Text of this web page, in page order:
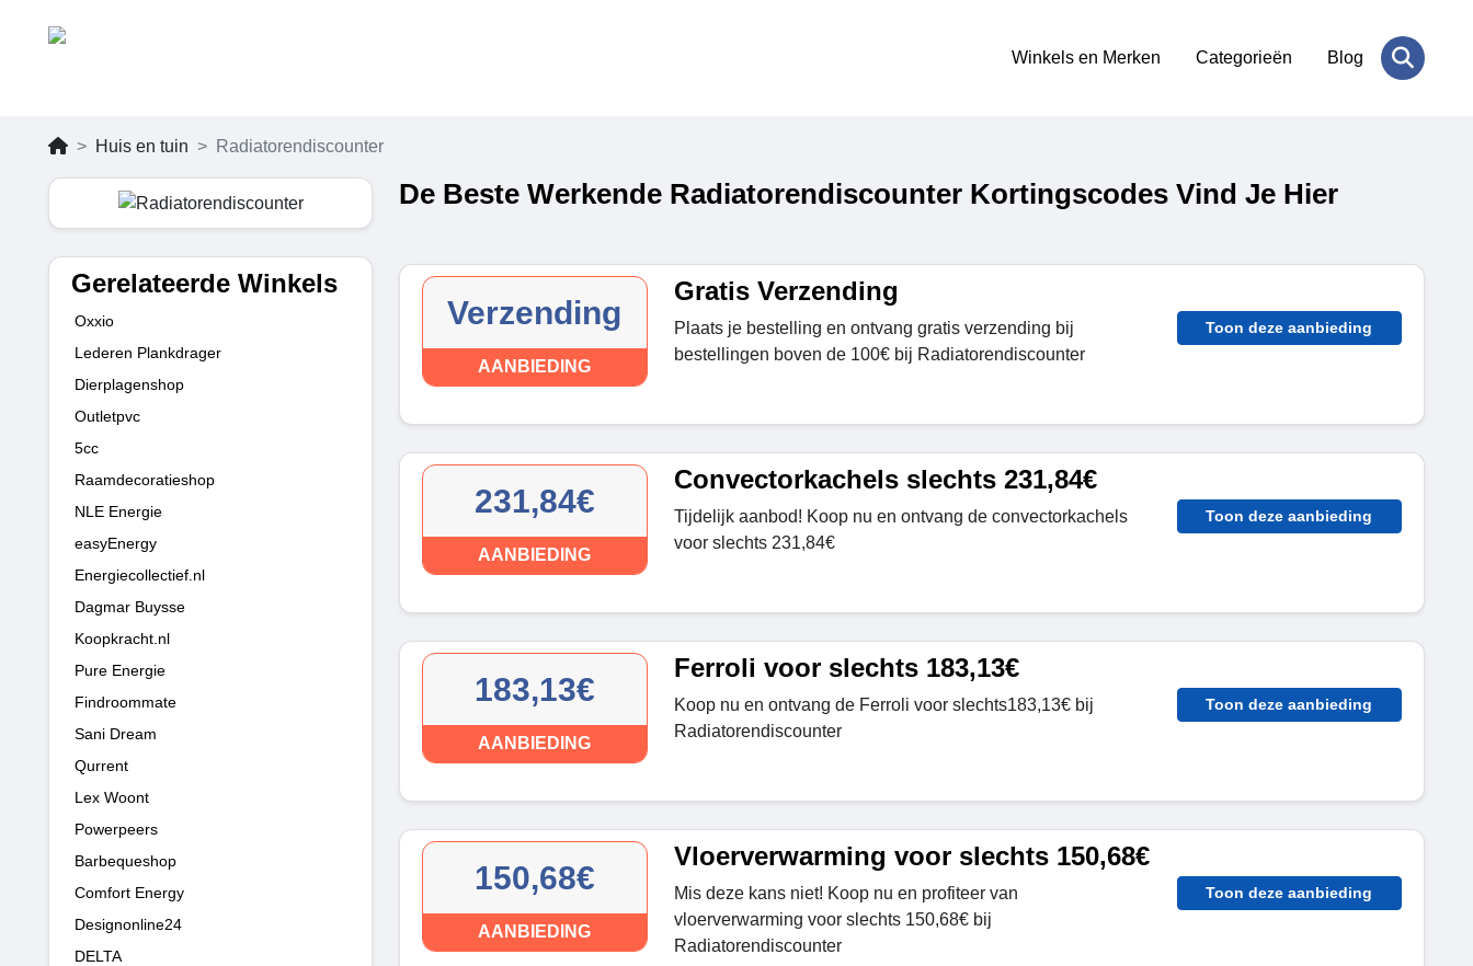
Winkels en Merken Categorieën Blog
Huis en tuin Radiatorendiscounter
Gerelateerde Winkels
Oxxio
Lederen Plankdrager
Dierplagenshop
Outletpvc
5cc
Raamdecoratieshop
NLE Energie
easyEnergy
Energiecollectief.nl
Dagmar Buysse
Koopkracht.nl
Pure Energie
Findroommate
Sani Dream
Qurrent
Lex Woont
Powerpeers
Barbequeshop
Comfort Energy
Designonline24
DELTA
De Beste Werkende Radiatorendiscounter Kortingscodes Vind Je Hier
Verzending
AANBIEDING
Gratis Verzending
Plaats je bestelling en ontvang gratis verzending bij
bestellingen boven de 100€ bij Radiatorendiscounter
Toon deze aanbieding
231,84€
AANBIEDING
Convectorkachels slechts 231,84€
Tijdelijk aanbod! Koop nu en ontvang de convectorkachels
voor slechts 231,84€
Toon deze aanbieding
183,13€
AANBIEDING
Ferroli voor slechts 183,13€
Koop nu en ontvang de Ferroli voor slechts183,13€ bij
Radiatorendiscounter
Toon deze aanbieding
150,68€
AANBIEDING
Vloerverwarming voor slechts 150,68€
Mis deze kans niet! Koop nu en profiteer van
vloerverwarming voor slechts 150,68€ bij
Radiatorendiscounter
Toon deze aanbieding